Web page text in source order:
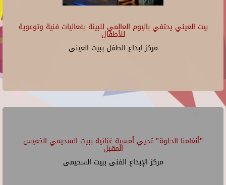
بيت العيني يحتفي باليوم العالمي للبيئة بفعاليات فنية وتوعوية
للأطفال
مركز ابداع الطفل ببيت العينى
"أنغامنا الحلوة" تحيي أمسية غنائية ببيت السحيمي الخميس
المقبل
مركز الإبداع الفنى ببيت السحيمى